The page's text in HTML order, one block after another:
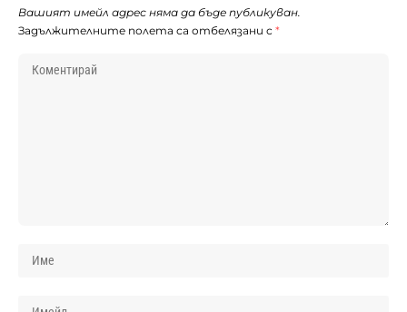
Вашият имейл адрес няма да бъде публикуван.
Задължителните полета са отбелязани с *